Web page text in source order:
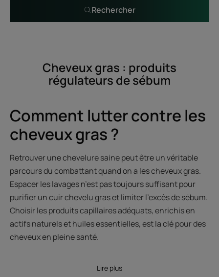
Rechercher
Cheveux gras : produits
régulateurs de sébum
Comment lutter contre les
cheveux gras ?
Retrouver une chevelure saine peut être un véritable
parcours du combattant quand on a les cheveux gras.
Espacer les lavages n’est pas toujours suffisant pour
purifier un cuir chevelu gras et limiter l’excès de sébum.
Choisir les produits capillaires adéquats, enrichis en
actifs naturels et huiles essentielles, est la clé pour des
cheveux en pleine santé.
Lire plus